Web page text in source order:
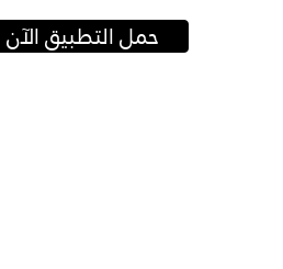
حمل التطبيق الآن